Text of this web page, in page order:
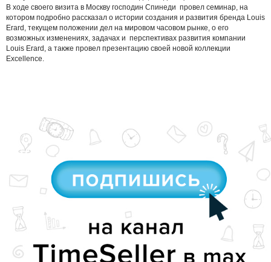
В ходе своего визита в Москву господин Спинеди провел семинар, на
котором подробно рассказал о истории создания и развития бренда Louis
Erard, текущем положении дел на мировом часовом рынке, о его
возможных изменениях, задачах и перспективах развития компании
Louis Erard, а также провел презентацию своей новой коллекции
Excellence.